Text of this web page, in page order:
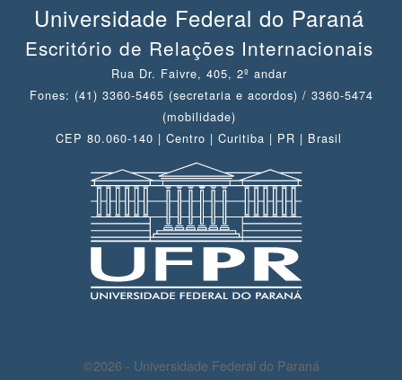
Universidade Federal do Paraná
Escritório de Relações Internacionais
Rua Dr. Faivre, 405, 2º andar
Fones: (41) 3360-5465 (secretaria e acordos) / 3360-5474
(mobilidade)
CEP 80.060-140 | Centro | Curitiba | PR | Brasil
©2026 - Universidade Federal do Paraná